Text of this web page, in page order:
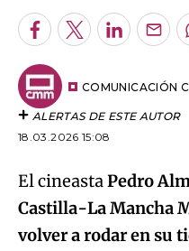
Facebook
TwitterLinkedIn
COMUNICACIÓN
ALERTAS DE ESTE AUTOR
18.03.2026 15:08
El cineastaPedro
Castilla-La Mancha
volver a rodar en su